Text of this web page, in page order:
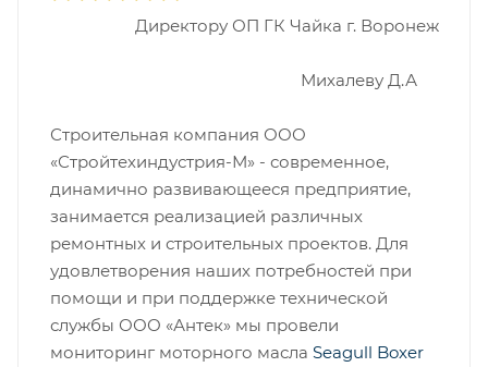
Директору ОП ГК Чайка г. Воронеж
Михалеву Д.А
Строительная компания ООО
«Стройтехиндустрия-М» - современное,
динамично развивающееся предприятие,
занимается реализацией различных
ремонтных и строительных проектов. Для
удовлетворения наших потребностей при
помощи и при поддержке технической
службы ООО «Антек» мы провели
мониторинг моторного масла Seagull Boxer